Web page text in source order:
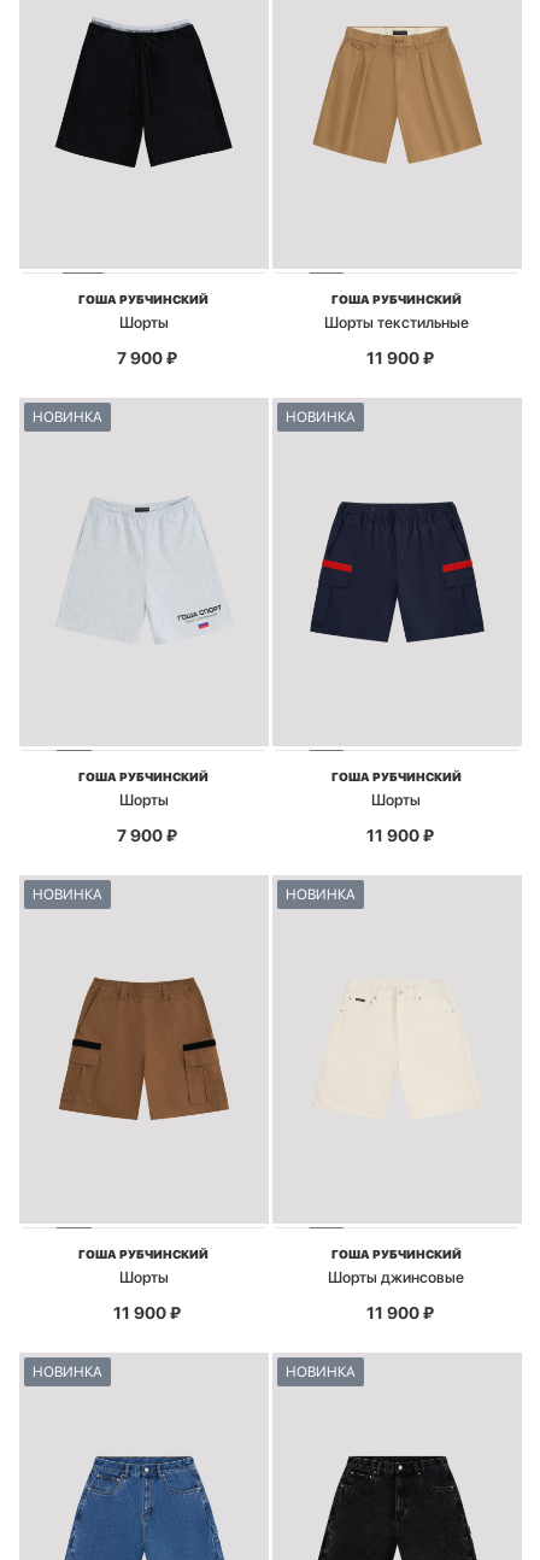
ГОША РУБЧИНСКИЙ
Шорты
7 900₽
ГОША РУБЧИНСКИЙ
Шорты текстильные
11 900₽
НОВИНКА
ГОША РУБЧИНСКИЙ
Шорты
7 900₽
НОВИНКА
ГОША РУБЧИНСКИЙ
Шорты
11 900₽
НОВИНКА
ГОША РУБЧИНСКИЙ
Шорты
11 900₽
НОВИНКА
ГОША РУБЧИНСКИЙ
Шорты джинсовые
11 900₽
НОВИНКА НОВИНКА